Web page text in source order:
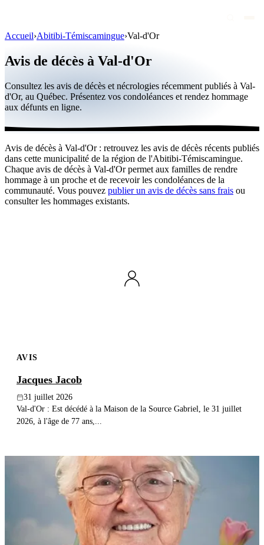
Personnalités publiques
Québec
Canada
International
Par région
Par ville
Maisons funéraires
Publier un avis
Accueil›Abitibi-Témiscamingue›Val-d'Or
Avis de décès à Val-d'Or
Consultez les avis de décès et nécrologies récemment publiés à Val-
d'Or, au Québec. Présentez vos condoléances et rendez hommage
aux défunts en ligne.
Avis de décès à Val-d'Or : retrouvez les avis de décès récents publiés
dans cette municipalité de la région de l'Abitibi-Témiscamingue.
Chaque avis de décès à Val-d'Or permet aux familles de rendre
hommage à un proche et de recevoir les condoléances de la
communauté. Vous pouvez publier un avis de décès sans frais ou
consulter les hommages existants.
AVIS
Jacques Jacob
31 juillet 2026
Val-d'Or : Est décédé à la Maison de la Source Gabriel, le 31 juillet
2026, à l'âge de 77 ans,...